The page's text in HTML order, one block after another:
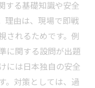
する基礎知識や安全
理由は、現場で即戦
されるためです。例
に関する設問が出題
には日本独自の安全
。対策としては、過